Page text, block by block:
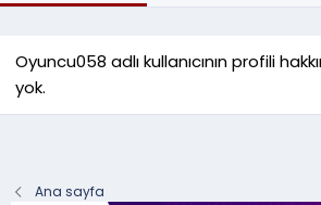
Oyuncu058 adlı kullanıcının profili
yok.
Ana sayfa